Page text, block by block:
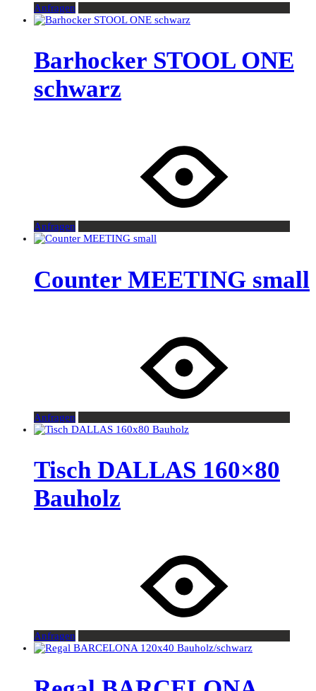
Anfragen
Barhocker STOOL ONE
schwarz
Anfragen
Counter MEETING small
Anfragen
Tisch DALLAS 160×80
Bauholz
Anfragen